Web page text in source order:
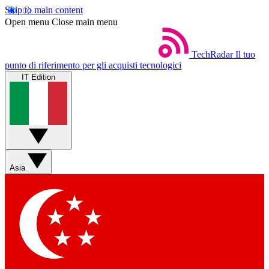
Skip to main content
Open menu Close main menu
TechRadar Il tuo
punto di riferimento per gli acquisti tecnologici
IT Edition
Asia